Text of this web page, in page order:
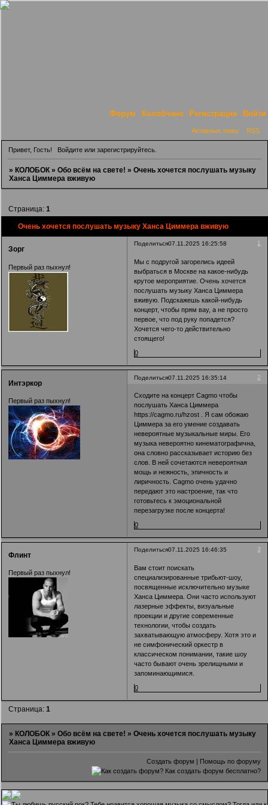
Форум Колобчане Регистрация Войти
Активные темы RSS
Привет, Гость! Войдитеили зарегистрируйтесь.
»КОЛОБОК »Обо всём на свете! »Очень хочется послушать музыку
Ханса Циммера вживую
Очень хочется послушать музыку Ханса Циммера вживую
Страница:1
Поделиться 1
07.11.2025 16:25:58
Зорг
Первый раз пыхнул!
Мы с подругой загорелись идеей
выбраться в Москве на какое-нибудь
крутое мероприятие. Очень хочется
послушать музыку Ханса Циммера
вживую. Подскажешь какой-нибудь
концерт, чтобы прям вау, а не просто
первое, что под руку попадется?
Хочется чего-то действительно
стоящего!
0
Поделиться 2
07.11.2025 16:35:14
Интэркор
Первый раз пыхнул!
Сходите на концерт Cagmo чтобы
послушать Ханса Циммера
https://cagmo.ru/hzost . Я сам обожаю
Циммера за его умение создавать
невероятные музыкальные миры. Его
музыка невероятно кинематографична,
она словно рассказывает историю без
слов. В ней сочетаются невероятная
мощь и нежность, эпичность и
лиричность. Cagmo очень удачно
передают это настроение, так что
готовьтесь к эмоциональной
перезагрузке после концерта!
0
Поделиться 3
07.11.2025 16:46:35
Флинт
Первый раз пыхнул!
Вам стоит поискать
специализированные трибьют-шоу,
посвященные исключительно музыке
Ханса Циммера. Они часто используют
лазерные эффекты, визуальные
проекции и другие современные
технологии, чтобы создать
захватывающую атмосферу. Хотя это и
не симфонический оркестр в
классическом понимании, такие шоу
часто бывают очень зрелищными и
запоминающимися.
0
Страница:1
» КОЛОБОК »Обо всём на свете! »Очень хочется послушать музыку
Ханса Циммера вживую
Создать форум | Помощь по форуму